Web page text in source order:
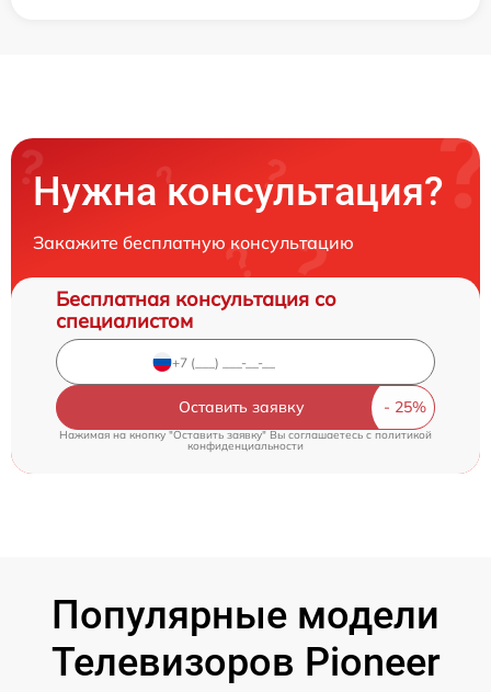
Нужна консультация?
Закажите бесплатную консультацию
Бесплатная консультация со
специалистом
Оставить заявку
Нажимая на кнопку "Оставить заявку" Вы соглашаетесь cполитикой
конфиденциальности
Популярные модели
Телевизоров Pioneer